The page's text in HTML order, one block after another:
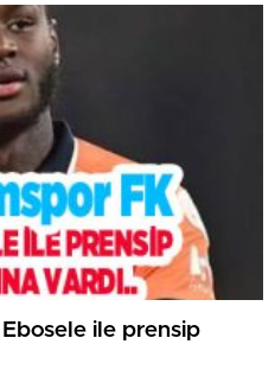
ile prensip